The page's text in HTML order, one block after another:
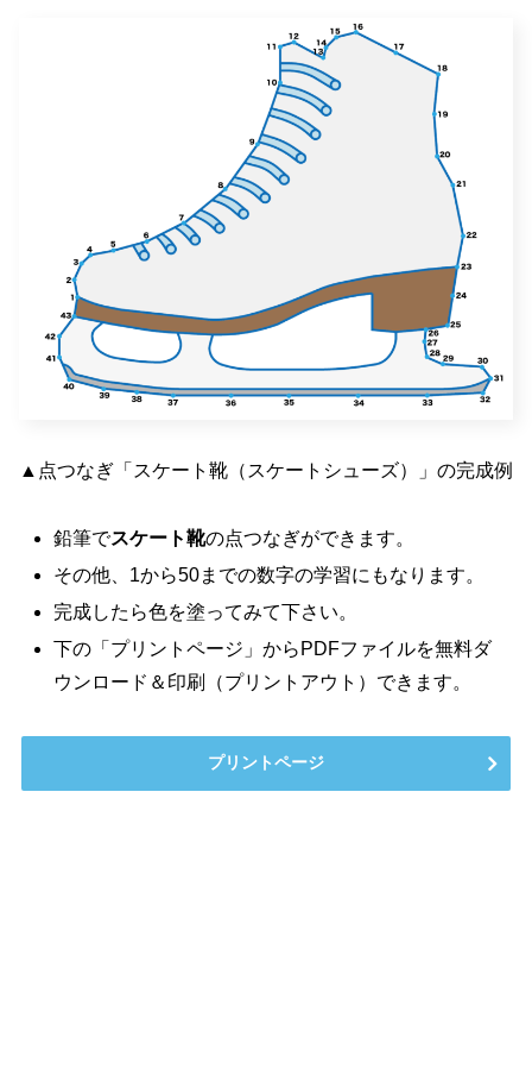
▲点つなぎ「スケート靴（スケートシューズ）」の完成例
鉛筆でスケート靴の点つなぎができます。
その他、1から50までの数字の学習にもなります。
完成したら色を塗ってみて下さい。
下の「プリントページ」からPDFファイルを無料ダ
ウンロード＆印刷（プリントアウト）できます。
プリントページ